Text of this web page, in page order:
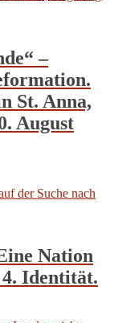
–
St. Anna,
August
Nation
Identität.